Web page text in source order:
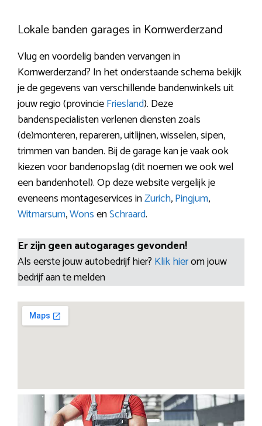
Lokale banden garages in Kornwerderzand
Vlug en voordelig banden vervangen in
Kornwerderzand? In het onderstaande schema bekijk
je de gegevens van verschillende bandenwinkels uit
jouw regio (provincieFriesland). Deze
bandenspecialisten verlenen diensten zoals
(de)monteren, repareren, uitlijnen, wisselen, sipen,
trimmen van banden. Bij de garage kan je vaak ook
kiezen voor bandenopslag (dit noemen we ook wel
een bandenhotel). Op deze website vergelijk je
eveneens montageservices inZurich,Pingjum,
Witmarsum,WonsenSchraard.
Er zijn geen autogarages gevonden!
Als eerste jouw autobedrijf hier? Klik hierom jouw
bedrijf aan te melden